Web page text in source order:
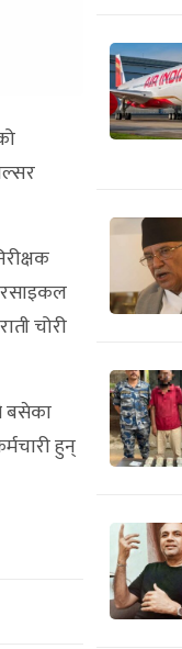
चोरी
बसेका
हुन्